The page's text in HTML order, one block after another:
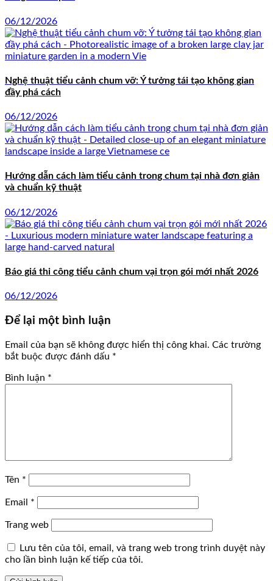
06/12/2026
Nghệ thuật tiểu cảnh chum vỡ: Ý tưởng tái tạo không gian
đầy phá cách
06/12/2026
Hướng dẫn cách làm tiểu cảnh trong chum tại nhà đơn giản
và chuẩn kỹ thuật
06/12/2026
Báo giá thi công tiểu cảnh chum vại trọn gói mới nhất 2026
06/12/2026
Để lại một bình luận
Email của bạn sẽ không được hiển thị công khai. Các trường
bắt buộc được đánh dấu *
Bình luận *
Tên *
Email *
Trang web
Lưu tên của tôi, email, và trang web trong trình duyệt này
cho lần bình luận kế tiếp của tôi.